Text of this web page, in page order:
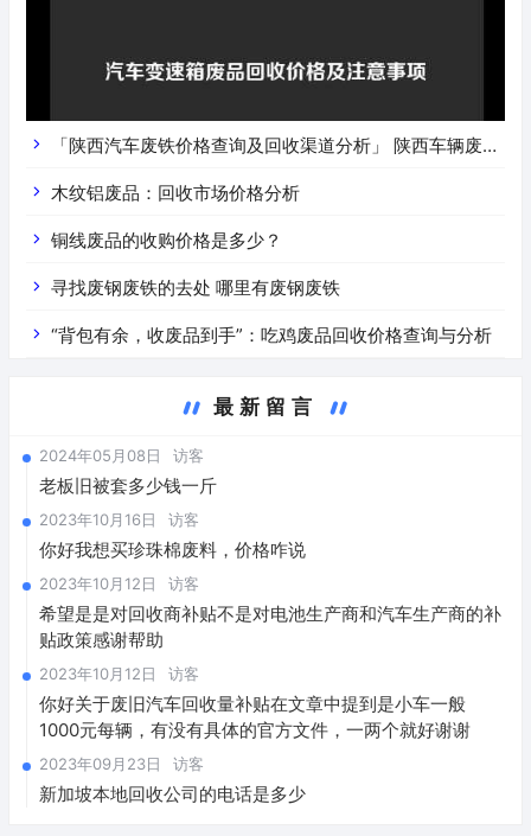
「陕西汽车废铁价格查询及回收渠道分析」 陕西车辆废铁
价是什么
木纹铝废品：回收市场价格分析
铜线废品的收购价格是多少？
寻找废钢废铁的去处 哪里有废钢废铁
“背包有余，收废品到手”：吃鸡废品回收价格查询与分析
最新留言
2024年05月08日 访客
老板旧被套多少钱一斤
2023年10月16日 访客
你好我想买珍珠棉废料，价格咋说
2023年10月12日 访客
希望是是对回收商补贴不是对电池生产商和汽车生产商的补
贴政策感谢帮助
2023年10月12日 访客
你好关于废旧汽车回收量补贴在文章中提到是小车一般
1000元每辆，有没有具体的官方文件，一两个就好谢谢
2023年09月23日 访客
新加坡本地回收公司的电话是多少